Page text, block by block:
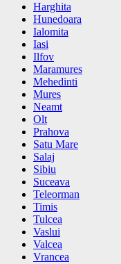
Harghita
Hunedoara
Ialomita
Iasi
Ilfov
Maramures
Mehedinti
Mures
Neamt
Olt
Prahova
Satu Mare
Salaj
Sibiu
Suceava
Teleorman
Timis
Tulcea
Vaslui
Valcea
Vrancea